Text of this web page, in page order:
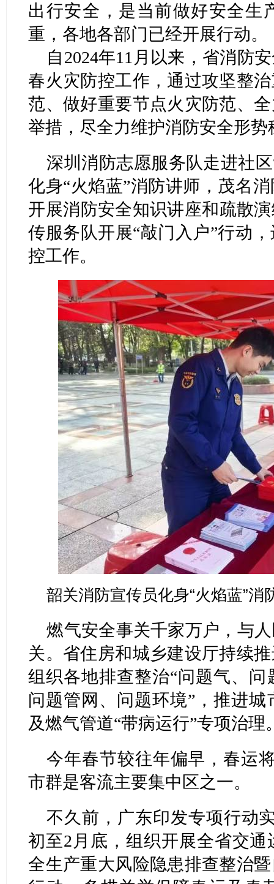
出行安全，是当前做好安全生
重，各地各部门已经开展行动。
自2024年11月以来，省消防
春火灾防控工作，通过攻坚整
范、做好重要节点火灾防范、
举措，尽全力维护消防安全形势
深圳消防志愿服务队走进社
化身“火焰蓝”消防讲师，茂名
开展消防安全知识讲座和疏散
传服务队开展“敲门入户”行动
控工作。
韶关消防宣传员化身“火焰蓝”消
燃气安全事关千家万户，与
关。省住房和城乡建设厅持续
组织各地排查整治“问题气、
问题管网、问题环境”，推进
及燃气管道“带病运行”专项治理
今年春节较往年偏早，春运
市群是客流主要集中区之一。
不久前，广东印发专项行动
初至2月底，组织开展全省交
全生产重大风险隐患排查整治